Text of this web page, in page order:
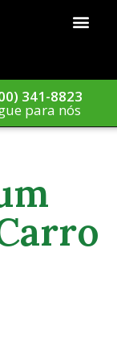
341-8823
para nós